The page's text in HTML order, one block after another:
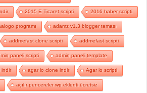
2015 E Ticaret scripti 2016 haber scripti
programı adamz v1.3 blogger teması
addmefast clone scripti addmefast scripti
paneli scripti admin paneli template
indir agar io clone indir Agar io scripti
açılır pencereler wp eklenti ücretsiz